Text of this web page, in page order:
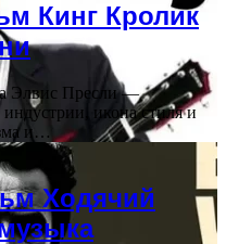
Кинг Кролик
Элвис Пресли —
икона стиля и
и…
Ходячий